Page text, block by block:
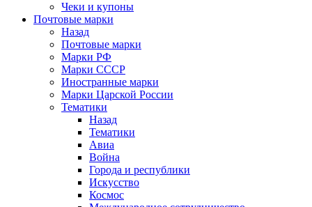
Чеки и купоны
Почтовые марки
Назад
Почтовые марки
Марки РФ
Марки СССР
Иностранные марки
Марки Царской России
Тематики
Назад
Тематики
Авиа
Война
Города и республики
Искусство
Космос